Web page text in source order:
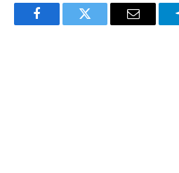
FacebookTwitter Email